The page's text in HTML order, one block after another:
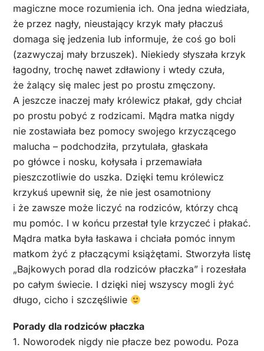
magiczne moce rozumienia ich. Ona jedna wiedziała,
że przez nagły, nieustający krzyk mały płaczuś
domaga się jedzenia lub informuje, że coś go boli
(zazwyczaj mały brzuszek). Niekiedy słyszała krzyk
łagodny, trochę nawet zdławiony i wtedy czuła,
że żalący się malec jest po prostu zmęczony.
A jeszcze inaczej mały królewicz płakał, gdy chciał
po prostu pobyć z rodzicami. Mądra matka nigdy
nie zostawiała bez pomocy swojego krzyczącego
malucha – podchodziła, przytulała, głaskała
po główce i nosku, kołysała i przemawiała
pieszczotliwie do uszka. Dzięki temu królewicz
krzykuś upewnił się, że nie jest osamotniony
i że zawsze może liczyć na rodziców, którzy chcą
mu pomóc. I w końcu przestał tyle krzyczeć i płakać.
Mądra matka była łaskawa i chciała pomóc innym
matkom żyć z płaczącymi książętami. Stworzyła listę
„Bajkowych porad dla rodziców płaczka” i rozesłała
po całym świecie. I dzięki niej wszyscy mogli żyć
długo, cicho i szczęśliwie
Porady dla rodziców płaczka
1. Noworodek nigdy nie płacze bez powodu. Poza